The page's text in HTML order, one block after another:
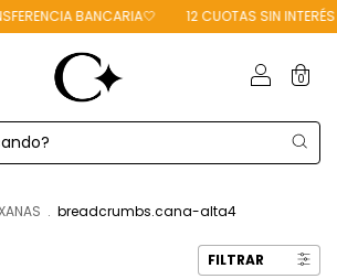
BANCARIA🤍 12 CUOTAS SIN INTERÉS
0
. breadcrumbs.cana-alta4
FILTRAR